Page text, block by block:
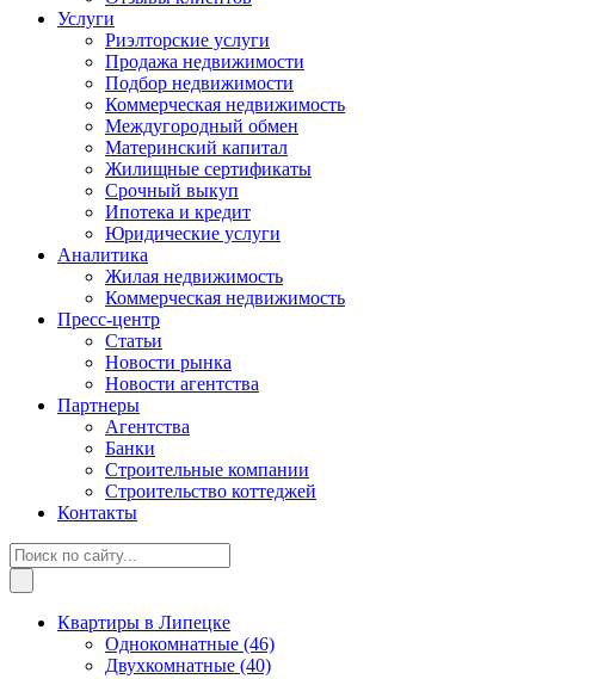
Услуги
Риэлторские услуги
Продажа недвижимости
Подбор недвижимости
Коммерческая недвижимость
Междугородный обмен
Материнский капитал
Жилищные сертификаты
Срочный выкуп
Ипотека и кредит
Юридические услуги
Аналитика
Жилая недвижимость
Коммерческая недвижимость
Пресс-центр
Статьи
Новости рынка
Новости агентства
Партнеры
Агентства
Банки
Строительные компании
Строительство коттеджей
Контакты
Квартиры в Липецке
Однокомнатные (46)
Двухкомнатные (40)